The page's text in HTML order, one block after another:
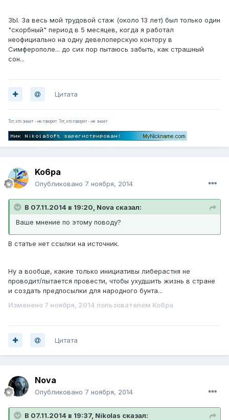
ЗЫ. За весь мой трудовой стаж (около 13 лет) был только один
"скорбный" период в 5 месяцев, когда я работал
неофициально на одну девелоперскую контору в
Симферополе... до сих пор пытаюсь забыть, как страшный
сон...
Цитата
Тот, кто знает - не говорит. Тот, кто говорит - не знает.
Ko6pa
Опубликовано 7 ноября, 2014
В 07.11.2014 в 19:20, Nova сказал:
Ваше мнение по этому поводу?
В статье нет ссылки на источник.
Ну а вообще, какие только инициативы либерастня не
проводит/пытается провести, чтобы ухудшить жизнь в стране
и создать предпосылки для народного бунта...
Изменено 7 ноября, 2014 пользователем Ko6pa
Цитата
Nova
Опубликовано 7 ноября, 2014
В 07.11.2014 в 19:37, Nikolas сказал: